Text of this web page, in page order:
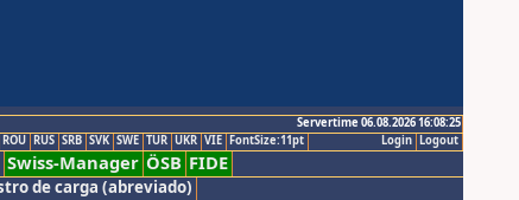
Servertime 06.08.2026 16:08:25
Logout
Login
ROU RUS SRB SVK SWE TUR UKR VIE FontSize:11pt
Swiss-Manager ÖSB FIDE
de carga (abreviado)